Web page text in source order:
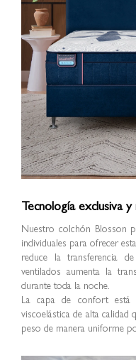
Tecnología exclusiva
Nuestro colchón Blosson
individuales para ofrecer
reduce la transferencia
ventilados aumenta la
durante toda la noche.
La capa de confort está
viscoelástica de alta
peso de manera uniforme